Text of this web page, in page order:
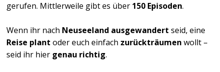
gerufen. Mittlerweile gibt es über 150 Episoden.
Wenn ihr nach Neuseeland ausgewandert seid, eine
Reise plant oder euch einfach zurückträumen wollt –
seid ihr hier genau richtig.